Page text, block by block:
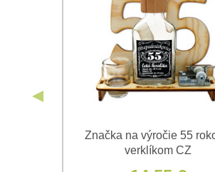
Značka na výročie 55
verklíkom CZ